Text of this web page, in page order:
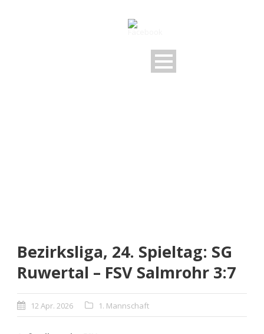
Bezirksliga, 24. Spieltag: SG
Ruwertal – FSV Salmrohr 3:7
12 Apr. 2026 1. Mannschaft